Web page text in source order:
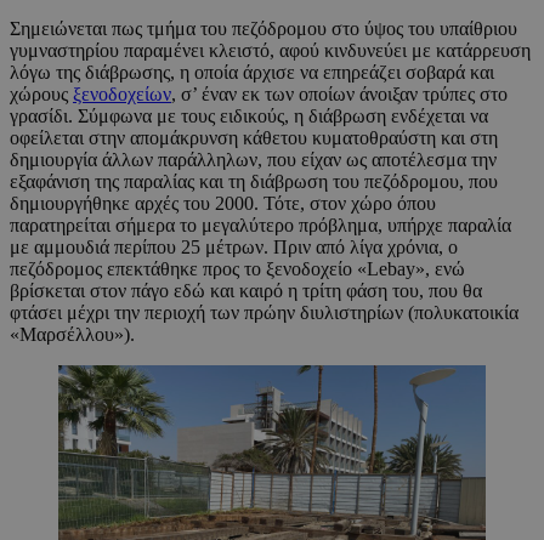
Σημειώνεται πως τμήμα του πεζόδρομου στο ύψος του υπαίθριου
γυμναστηρίου παραμένει κλειστό, αφού κινδυνεύει με κατάρρευση
λόγω της διάβρωσης, η οποία άρχισε να επηρεάζει σοβαρά και
χώρους ξενοδοχείων, σ’ έναν εκ των οποίων άνοιξαν τρύπες στο
γρασίδι. Σύμφωνα με τους ειδικούς, η διάβρωση ενδέχεται να
οφείλεται στην απομάκρυνση κάθετου κυματοθραύστη και στη
δημιουργία άλλων παράλληλων, που είχαν ως αποτέλεσμα την
εξαφάνιση της παραλίας και τη διάβρωση του πεζόδρομου, που
δημιουργήθηκε αρχές του 2000. Τότε, στον χώρο όπου
παρατηρείται σήμερα το μεγαλύτερο πρόβλημα, υπήρχε παραλία
με αμμουδιά περίπου 25 μέτρων. Πριν από λίγα χρόνια, ο
πεζόδρομος επεκτάθηκε προς το ξενοδοχείο «Lebay», ενώ
βρίσκεται στον πάγο εδώ και καιρό η τρίτη φάση του, που θα
φτάσει μέχρι την περιοχή των πρώην διυλιστηρίων (πολυκατοικία
«Μαρσέλλου»).